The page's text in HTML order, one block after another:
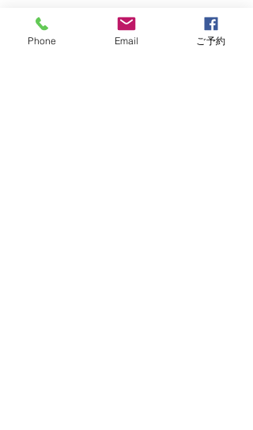
Phone Email ご予約